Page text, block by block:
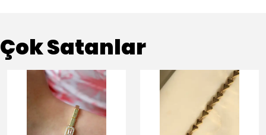
Çok Satanlar